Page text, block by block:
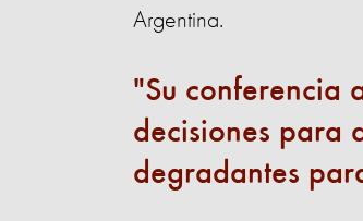
Argentina.
Su conferencia
decisiones para
degradantes